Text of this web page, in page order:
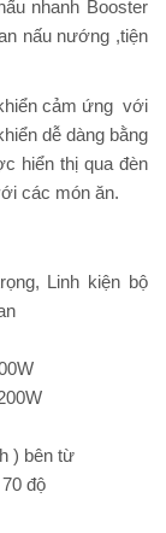
nhanh Booster
nấu nướng ,tiện
cảm ứng với
dễ dàng bằng
hiển thị qua đèn
các món ăn.
Linh kiện bộ
) bên từ
độ